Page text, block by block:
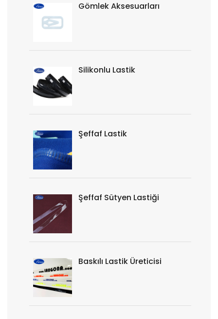
Gömlek Aksesuarları
Silikonlu Lastik
Şeffaf Lastik
Şeffaf Sütyen Lastiği
Baskılı Lastik Üreticisi